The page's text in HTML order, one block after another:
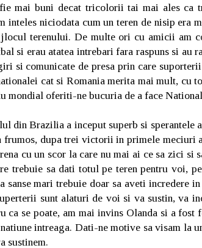
mai buni decat tricolorii tai mai ales
inteles niciodata cum un teren de nisip era
terenului. De multe ori cu amicii am
si erau atatea intrebari fara raspuns si au
si comunicate de presa prin care
cat si Romania merita mai mult, cu
mondial oferiti-ne bucuria de a face
din Brazilia a inceput superb si sperantele
frumos, dupa trei victorii in primele meciuri
cu un scor la care nu mai ai ce sa zici si
trebuie sa dati totul pe teren pentru voi,
sanse mari trebuie doar sa aveti incredere
sunt alaturi de voi si va sustin, va
ca se poate, am mai invins Olanda si a
intreaga. Dati-ne motive sa visam la
sustinem.